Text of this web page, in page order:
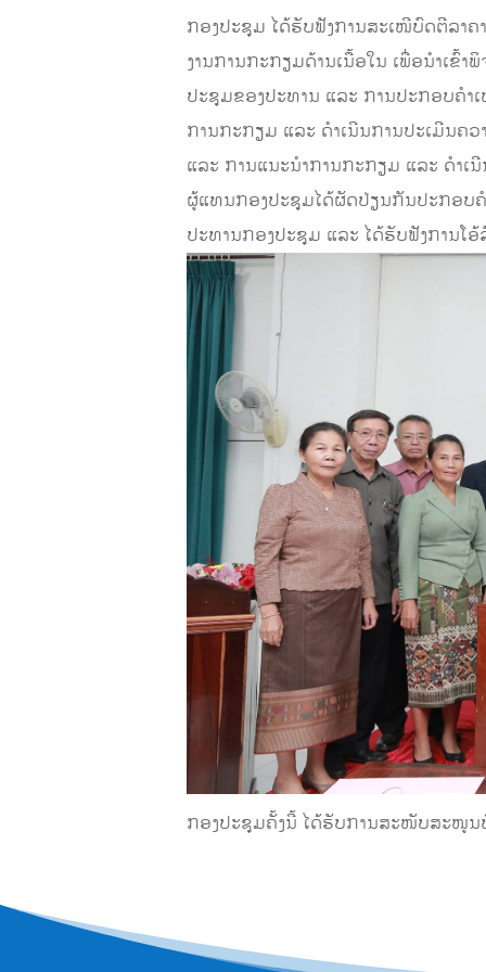
ກອງປະຊຸມ ໄດ້ຮັບຟັງການສະເໜີບົດຕີລາ
ງານການກະກຽມດ້ານເນື້ອໃນ ເພື່ອນໍາເຂົ້
ປະຊຸມຂອງປະທານ ແລະ ການປະກອບຄໍາ
ການກະກຽມ ແລະ ດໍາເນີນການປະເມີນຄ
ແລະ ການແນະນໍາການກະກຽມ ແລະ ດໍາເ
ຜູ້ແທນກອງປະຊຸມໄດ້ຜັດປ່ຽນກັນປະກອບ
ປະທານກອງປະຊຸມ ແລະ ໄດ້ຮັບຟັງການໂ
ກອງປະຊຸມຄັ້ງນີ້ ໄດ້ຮັບການສະໜັບສະໜູນທຶ